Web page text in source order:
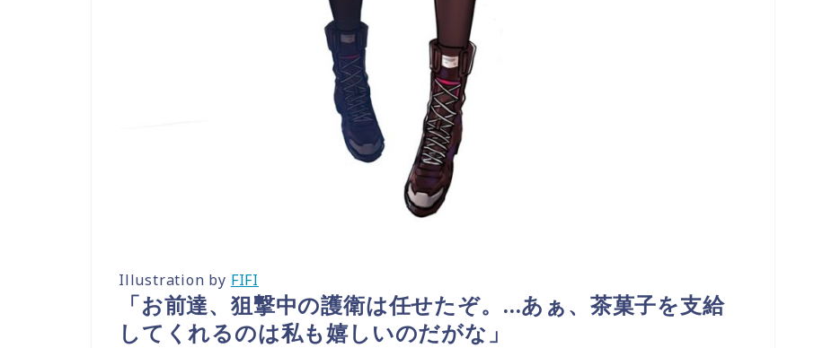
Illustration by FIFI
「お前達、狙撃中の護衛は任せたぞ。…あぁ、茶菓子を支給
してくれるのは私も嬉しいのだがな」